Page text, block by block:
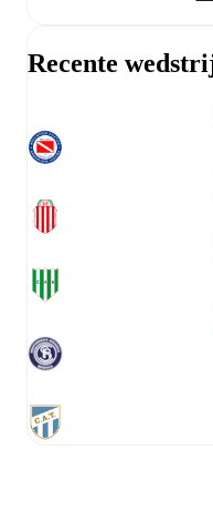
Recente